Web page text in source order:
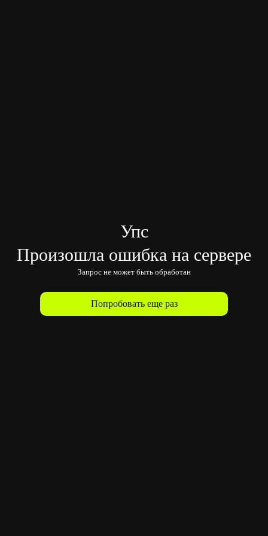
Упс
Произошла ошибка на сервере
Запрос не может быть обработан
Попробовать еще раз